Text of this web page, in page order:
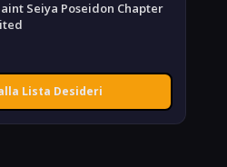
Seiya Poseidon Chapter
Lista Desideri